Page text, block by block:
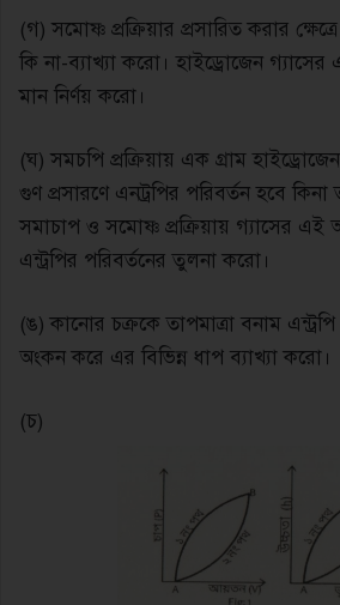
(গ) সমোষ্ণ প্রক্রিয়ার প্রসারিত করার
কি না-ব্যাখ্যা করাে। হাইড্রোজেন
মান নির্ণয় করাে।
(ঘ) সমচপি প্রক্রিয়ায় এক গ্রাম
গুণ প্রসারণে এনট্রপির পরিবর্তন হবে কিনা
সমাচাপ ও সমােষ্ণ প্রক্রিয়ায় গ্যাসের
এন্ট্রপির পরিবর্তনের তুলনা করাে।
(ঙ) কানোর চক্রকে তাপমাত্রা বনাম এন্ট্রপি
অংকন করে এর বিভিন্ন ধাপ ব্যাখ্যা করো।
(চ)